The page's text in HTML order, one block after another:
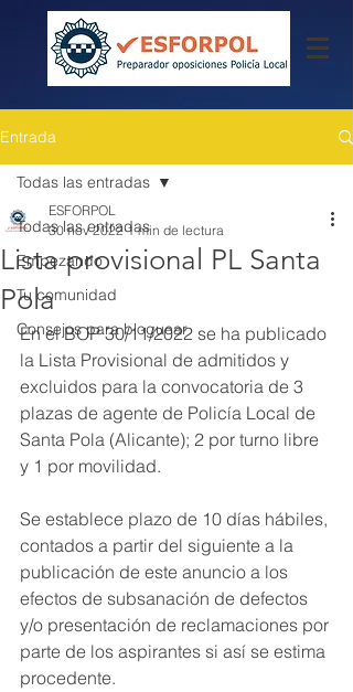
Entrada
Todas las entradas
Empezando
Tu comunidad
Consejos para bloguear
Todas las entradas
Lista provisional PL Santa
Pola
ESFORPOL
30 nov 2022 1 min de lectura
En el BOP 30/11/2022 se ha publicado
la Lista Provisional de admitidos y
excluidos para la convocatoria de 3
plazas de agente de Policía Local de
Santa Pola (Alicante); 2 por turno libre
y 1 por movilidad.
Se establece plazo de 10 días hábiles,
contados a partir del siguiente a la
publicación de este anuncio a los
efectos de subsanación de defectos
y/o presentación de reclamaciones por
parte de los aspirantes si así se estima
procedente.